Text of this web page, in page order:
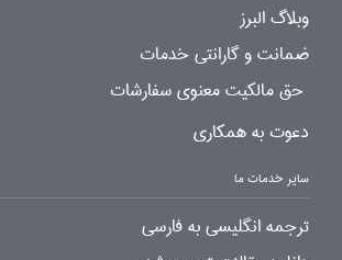
وبلاگ البرز
ضمانت و گارانتی خدمات
حق مالکیت معنوی سفارشات
دعوت به همکاری
سایر خدمات ما
ترجمه انگلیسی به فارسی